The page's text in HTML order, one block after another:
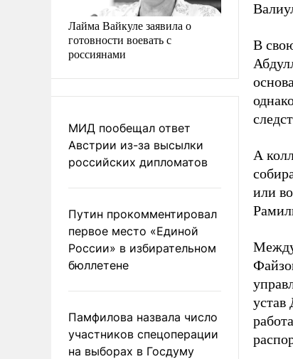
Лайма Вайкуле заявила о
готовности воевать с
россиянами
МИД пообещал ответ
Австрии из-за высылки
российских дипломатов
Путин прокомментировал
первое место «Единой
России» в избирательном
бюллетене
Памфилова назвала число
участников спецоперации
на выборах в Госдуму
В
А
или
устав